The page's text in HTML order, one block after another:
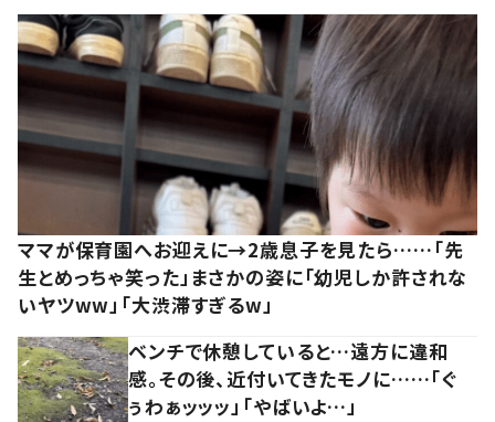
ママが保育園へお迎えに→2歳息子を見たら……「先
生とめっちゃ笑った」まさかの姿に「幼児しか許されな
いヤツww」「大渋滞すぎるw」
ベンチで休憩していると…遠方に違和
感。その後、近付いてきたモノに……「ぐ
ぅわぁッッッ」「やばいよ…」